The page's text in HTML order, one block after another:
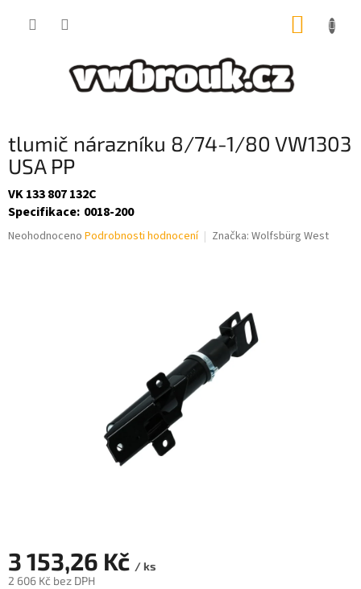
tlumič nárazníku 8/74-1/80 VW1303
USA PP
VK 133 807 132C
Specifikace: 0018-200
Průměrné
Neohodnoceno Podrobnosti hodnocení Značka: Wolfsbürg West
3 153,26 Kč / ks
2 606 Kč bez DPH